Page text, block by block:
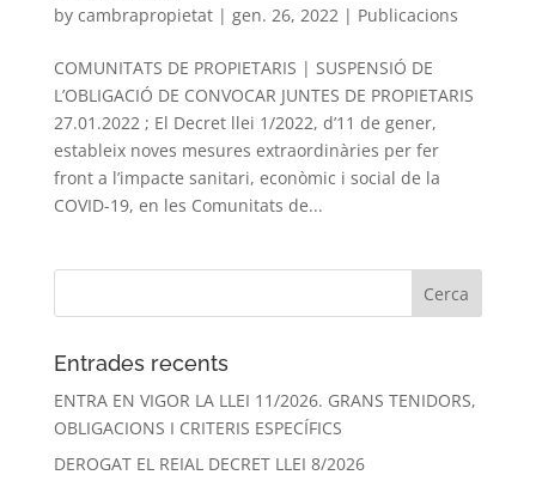
by cambrapropietat| gen. 26, 2022| Publicacions
COMUNITATS DE PROPIETARIS | SUSPENSIÓ DE
L’OBLIGACIÓ DE CONVOCAR JUNTES DE PROPIETARIS
27.01.2022 ; El Decret llei 1/2022, d’11 de gener,
estableix noves mesures extraordinàries per fer
front a l’impacte sanitari, econòmic i social de la
COVID-19, en les Comunitats de...
Entrades recents
ENTRA EN VIGOR LA LLEI 11/2026. GRANS TENIDORS,
OBLIGACIONS I CRITERIS ESPECÍFICS
DEROGAT EL REIAL DECRET LLEI 8/2026